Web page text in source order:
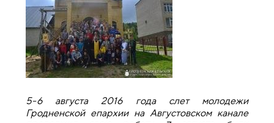
5-6 августа 2016 года слет молодежи
Гродненской епархии на Августовском канале